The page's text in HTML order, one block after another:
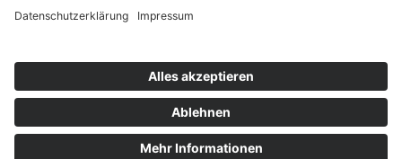
Gute Laune & Spaß garantiert...
Tage
Minuten